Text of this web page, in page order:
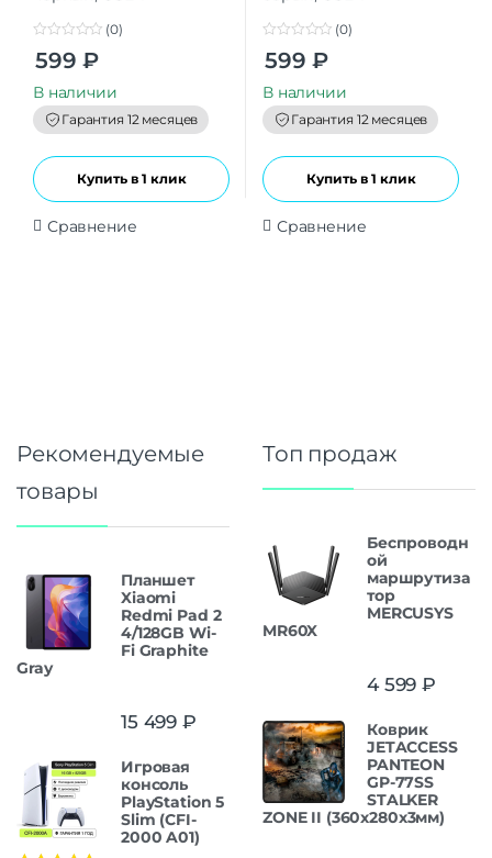
o
t
o
f
5
(0)
599 ₽
В наличии
Гарантия 12 месяцев
Купить в 1 клик
Сравнение
o
t
o
f
5
(0)
599 ₽
В наличии
Гарантия 12 месяцев
Купить в 1 клик
Сравнение
Рекомендуемые
товары
Планшет
Xiaomi
Redmi Pad 2
4/128GB Wi-
Fi Graphite
Gray
15 499 ₽
Игровая
консоль
PlayStation 5
Slim (CFI-
2000 A01)
Топ продаж
Беспроводн
ой
маршрутиза
тор
MERCUSYS
MR60X
4 599 ₽
Коврик
JETACCESS
PANTEON
GP-77SS
STALKER
ZONE II (360x280x3мм)